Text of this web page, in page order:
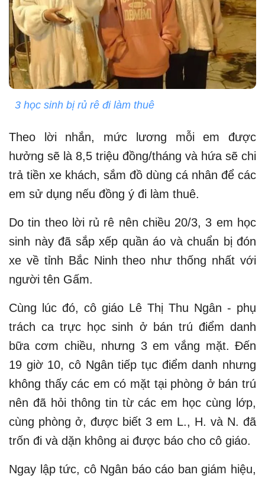
3 học sinh bị rủ rê đi làm thuê
Theo lời nhắn, mức lương mỗi em được
hưởng sẽ là 8,5 triệu đồng/tháng và hứa sẽ chi
trả tiền xe khách, sắm đồ dùng cá nhân để các
em sử dụng nếu đồng ý đi làm thuê.
Do tin theo lời rủ rê nên chiều 20/3, 3 em học
sinh này đã sắp xếp quần áo và chuẩn bị đón
xe về tỉnh Bắc Ninh theo như thống nhất với
người tên Gấm.
Cùng lúc đó, cô giáo Lê Thị Thu Ngân - phụ
trách ca trực học sinh ở bán trú điểm danh
bữa cơm chiều, nhưng 3 em vắng mặt. Đến
19 giờ 10, cô Ngân tiếp tục điểm danh nhưng
không thấy các em có mặt tại phòng ở bán trú
nên đã hỏi thông tin từ các em học cùng lớp,
cùng phòng ở, được biết 3 em L., H. và N. đã
trốn đi và dặn không ai được báo cho cô giáo.
Ngay lập tức, cô Ngân báo cáo ban giám hiệu,